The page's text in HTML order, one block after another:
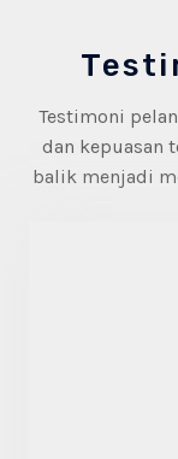
Testimoni
dan kepuasan
balik menjadi